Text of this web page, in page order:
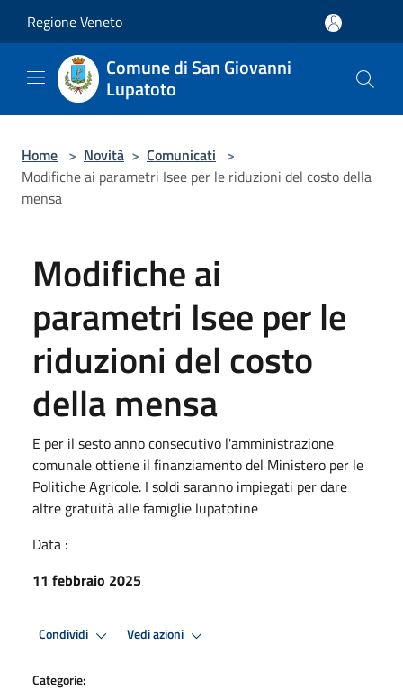
Regione Veneto
Comune di San Giovanni
Lupatoto
Home > Novità > Comunicati >
Modifiche ai parametri Isee per le riduzioni del costo della
mensa
Modifiche ai
parametri Isee per le
riduzioni del costo
della mensa
E per il sesto anno consecutivo l'amministrazione
comunale ottiene il finanziamento del Ministero per le
Politiche Agricole. I soldi saranno impiegati per dare
altre gratuità alle famiglie lupatotine
Data :
11 febbraio 2025
Condividi Vedi azioni
Categorie: